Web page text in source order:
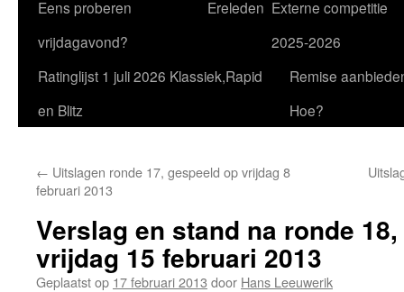
Eens proberen
vrijdagavond?
Ereleden Externe competitie
2025-2026
Ratinglijst 1 juli 2026 Klassiek,Rapid
en Blitz
Remise
Hoe?
← Uitslagen ronde 17, gespeeld op vrijdag 8
februari 2013
Verslag en stand na ronde
vrijdag 15 februari 2013
Geplaatst op 17 februari 2013 door Hans Leeuwerik